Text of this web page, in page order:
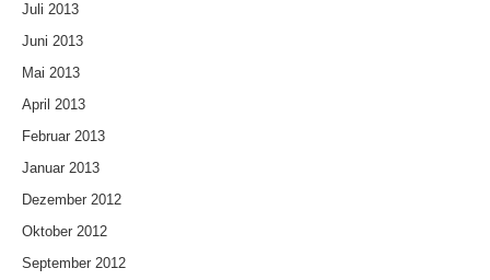
Juli 2013
Juni 2013
Mai 2013
April 2013
Februar 2013
Januar 2013
Dezember 2012
Oktober 2012
September 2012